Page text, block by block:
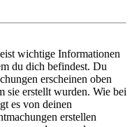
wichtige Informationen
du dich befindest. Du
erscheinen oben
sie erstellt wurden. Wie bei
es von deinen
erstellen